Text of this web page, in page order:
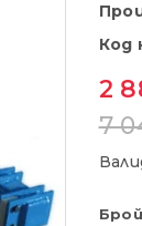
Код
2
7
Брой